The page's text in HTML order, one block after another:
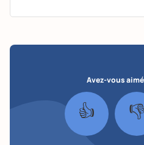
Avez-vous
👍 👎